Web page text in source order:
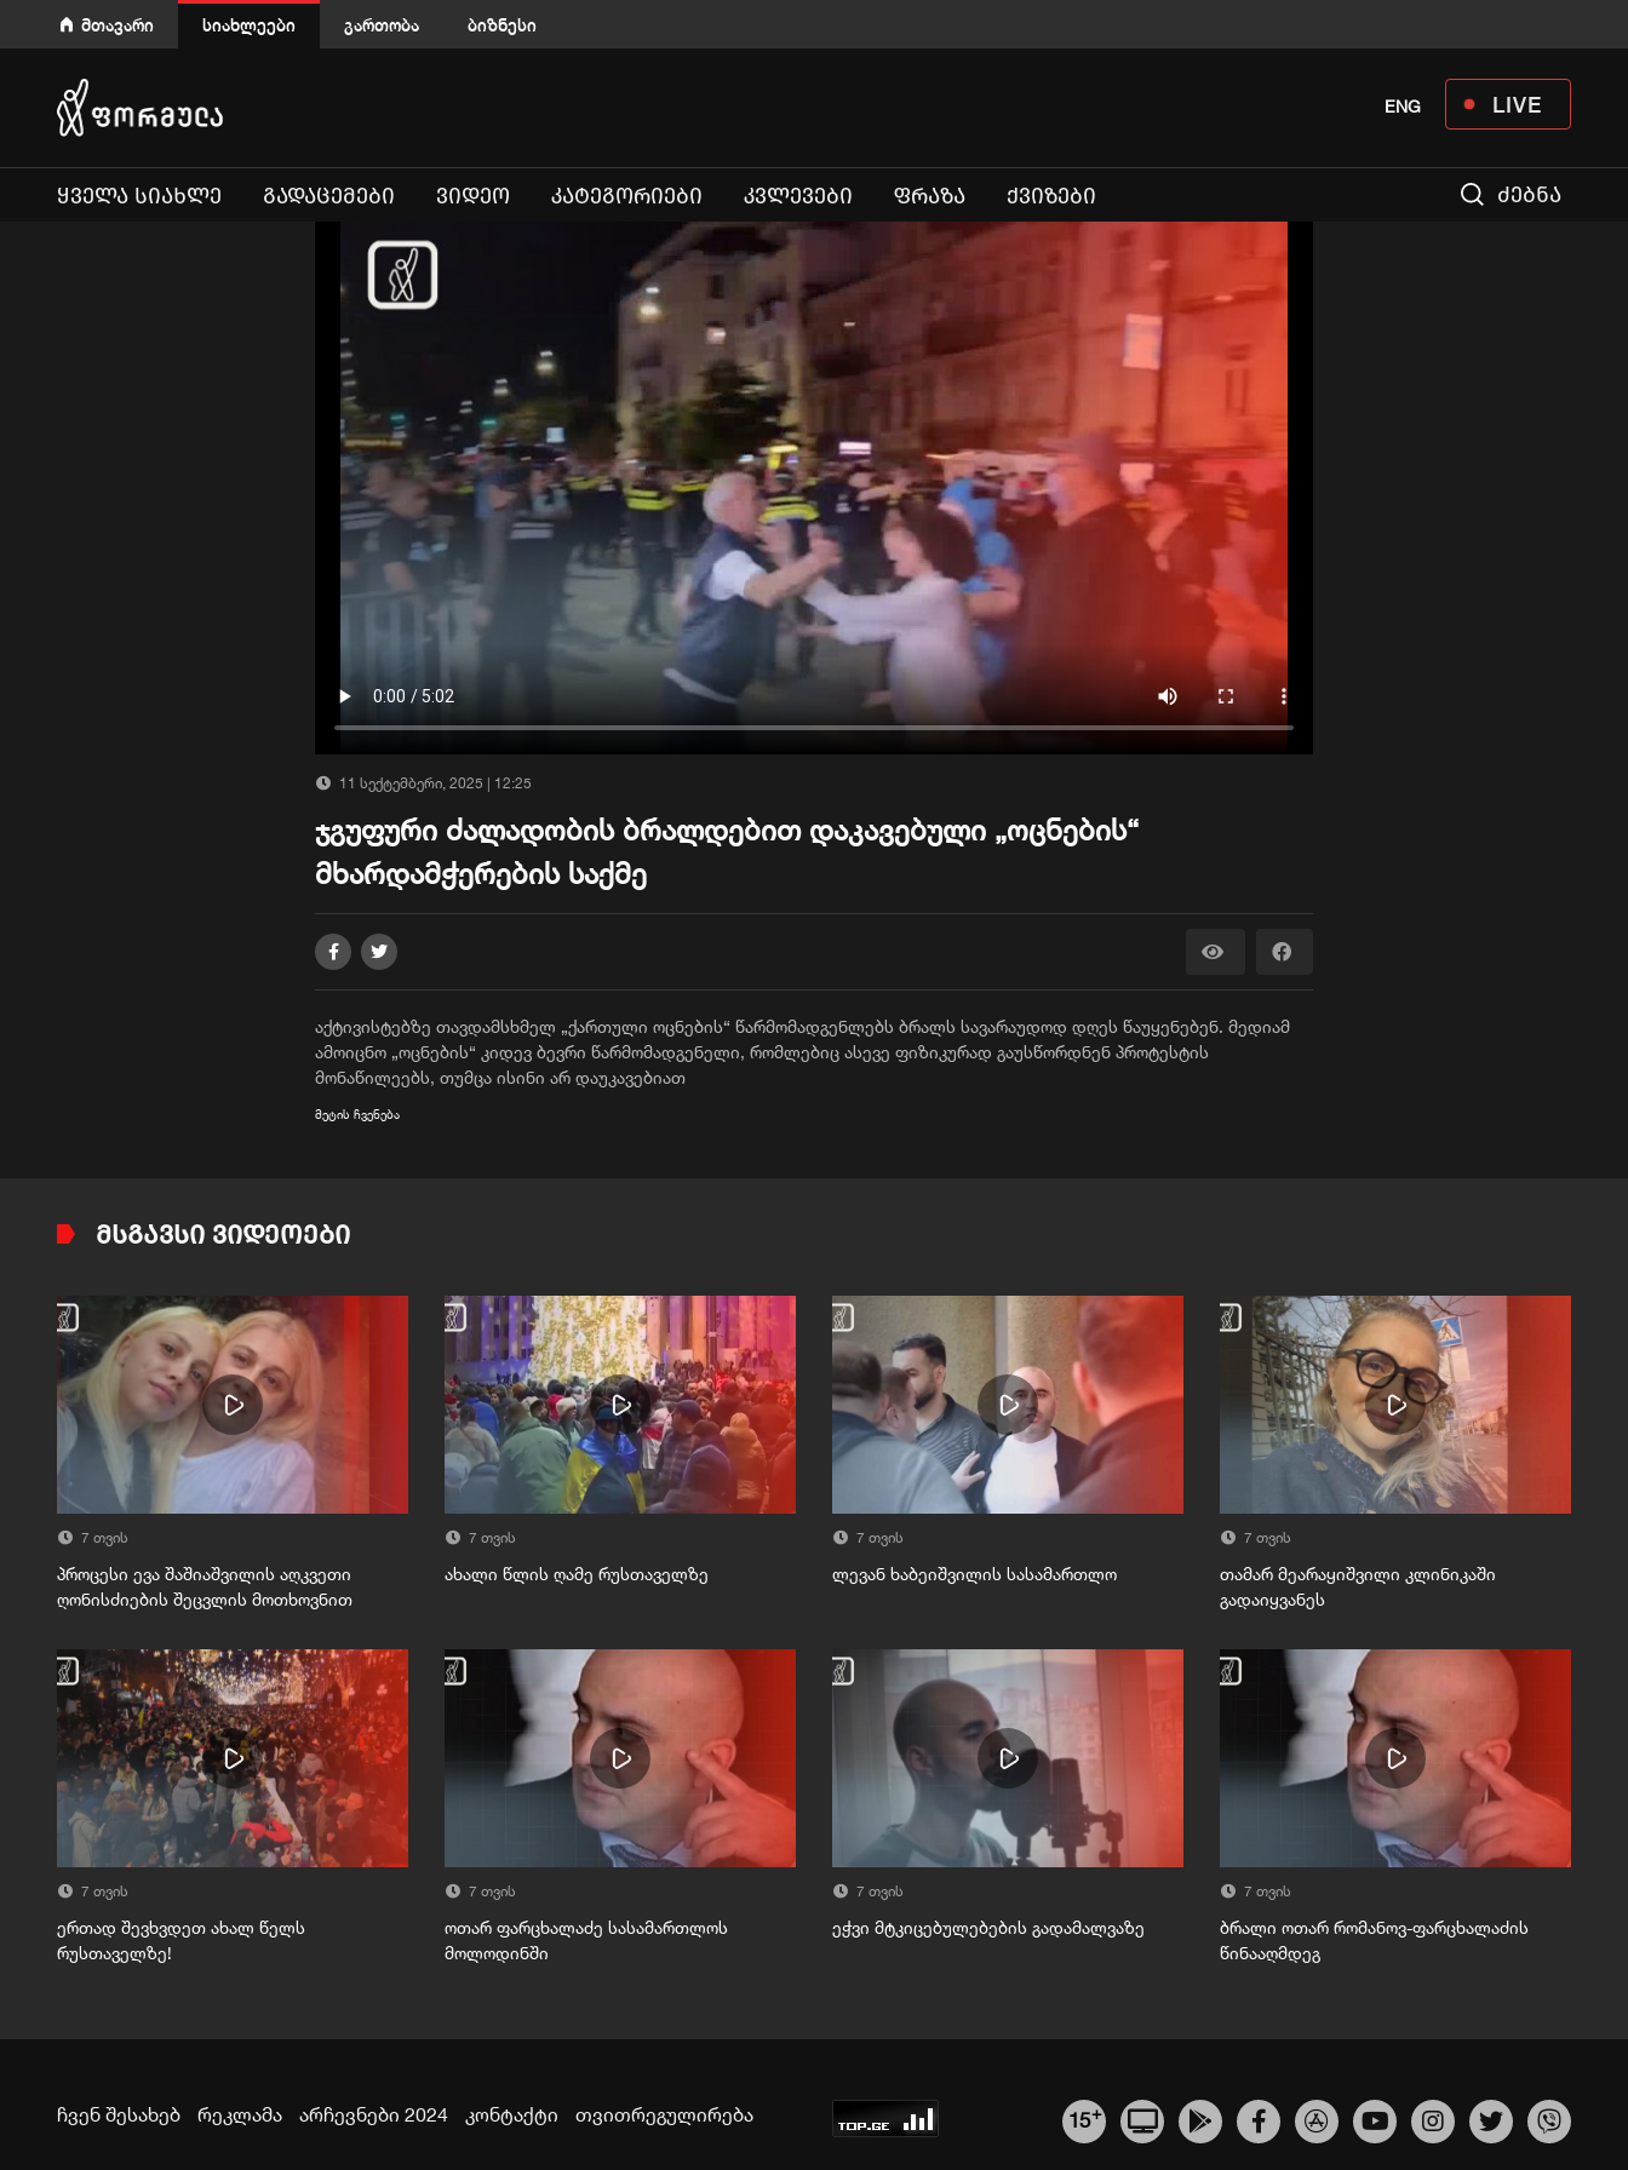
მთავარი სიახლეები გართობა ბიზნესი
LIVE
ENG
ᲧᲕᲔᲚᲐ ᲡᲘᲐᲮᲚᲔ ᲒᲐᲓᲐᲪᲔᲛᲔᲑᲘ ᲕᲘᲓᲔᲝ ᲙᲐᲢᲔᲒᲝᲠᲘᲔᲑᲘ ᲙᲕᲚᲔᲕᲔᲑᲘ ᲤᲠᲐᲖᲐ ᲥᲕᲘᲖᲔᲑᲘ ძებნა
11 სექტემბერი, 2025 | 12:25
ჯგუფური ძალადობის ბრალდებით დაკავებული „ოცნების“
მხარდამჭერების საქმე
აქტივისტებზე თავდამსხმელ „ქართული ოცნების“ წარმომადგენლებს ბრალს სავარაუდოდ დღეს წაუყენებენ. მედიამ
ამოიცნო „ოცნების“ კიდევ ბევრი წარმომადგენელი, რომლებიც ასევე ფიზიკურად გაუსწორდნენ პროტესტის
მონაწილეებს, თუმცა ისინი არ დაუკავებიათ
მეტის ჩვენება
ᲛᲡᲒᲐᲕᲡᲘ ᲕᲘᲓᲔᲝᲔᲑᲘ
7 თვის
პროცესი ევა შაშიაშვილის აღკვეთი
ღონისძიების შეცვლის მოთხოვნით
7 თვის
ახალი წლის ღამე რუსთაველზე
7 თვის
ლევან ხაბეიშვილის სასამართლო
7 თვის
თამარ მეარაყიშვილი კლინიკაში
გადაიყვანეს
7 თვის
ერთად შევხვდეთ ახალ წელს
რუსთაველზე!
7 თვის
ოთარ ფარცხალაძე სასამართლოს
მოლოდინში
7 თვის
ეჭვი მტკიცებულებების გადამალვაზე
7 თვის
ბრალი ოთარ რომანოვ-ფარცხალაძის
წინააღმდეგ
ჩვენ შესახებ რეკლამა არჩევნები 2024 კონტაქტი თვითრეგულირება 15+